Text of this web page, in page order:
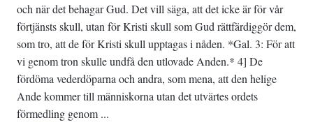
och när det behagar Gud. Det vill säga, att det icke är för vår
förtjänsts skull, utan för Kristi skull som Gud rättfärdiggör dem,
som tro, att de för Kristi skull upptagas i nåden. *Gal. 3: För att
vi genom tron skulle undfå den utlovade Anden.* 4] De
fördöma vederdöparna och andra, som mena, att den helige
Ande kommer till människorna utan det utvärtes ordets
förmedling genom ...